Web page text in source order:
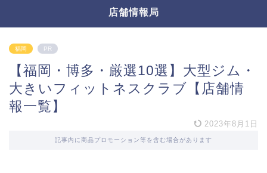
店舗情報局
福岡 PR
【福岡・博多・厳選10選】大型ジム・
大きいフィットネスクラブ【店舗情
報一覧】
2023年8月1日
記事内に商品プロモーション等を含む場合があります